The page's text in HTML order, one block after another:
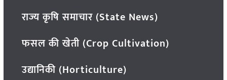
राज्य कृषि समाचार (State News)
फसल की खेती (Crop Cultivation)
उद्यानिकी (Horticulture)